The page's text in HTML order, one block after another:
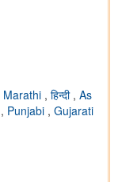
Marathi , हिन्दी , As
, Punjabi , Gujarati